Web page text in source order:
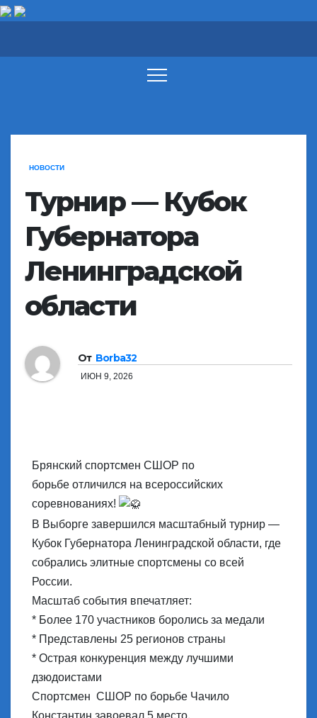
НОВОСТИ
Турнир — Кубок
Губернатора
Ленинградской
области
От Borba32
ИЮН 9, 2026
Брянский спортсмен СШОР по
борьбе отличился на всероссийских
соревнованиях!
В Выборге завершился масштабный турнир —
Кубок Губернатора Ленинградской области, где
собрались элитные спортсмены со всей
России.
Масштаб события впечатляет:
* Более 170 участников боролись за медали
* Представлены 25 регионов страны
* Острая конкуренция между лучшими
дзюдоистами
Спортсмен СШОР по борьбе Чачило
Константин завоевал 5 место.